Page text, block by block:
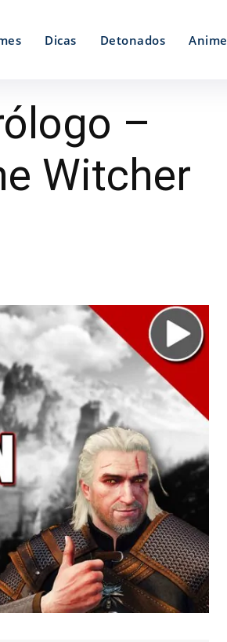
Dicas Detonados Anime
–
Witcher